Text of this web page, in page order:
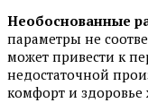
Необоснованные
параметры не
может привести к
недостаточной
комфорт и здоровье